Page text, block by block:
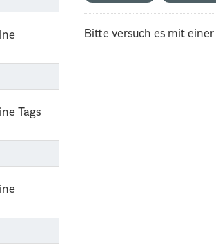
Tags
Bitte versuch es mit